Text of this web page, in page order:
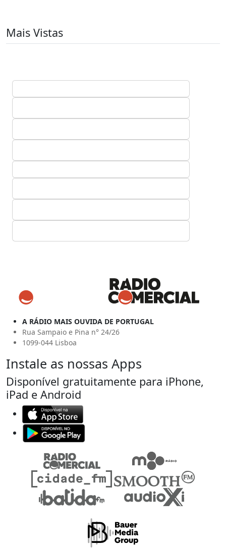
Mais Vistas
A RÁDIO MAIS OUVIDA DE PORTUGAL
Rua Sampaio e Pina n° 24/26
1099-044 Lisboa
Instale as nossas Apps
Disponível gratuitamente para iPhone,
iPad e Android